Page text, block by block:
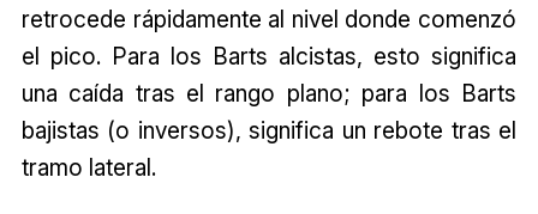
retrocede rápidamente al nivel donde comenzó
el pico. Para los Barts alcistas, esto significa
una caída tras el rango plano; para los Barts
bajistas (o inversos), significa un rebote tras el
tramo lateral.